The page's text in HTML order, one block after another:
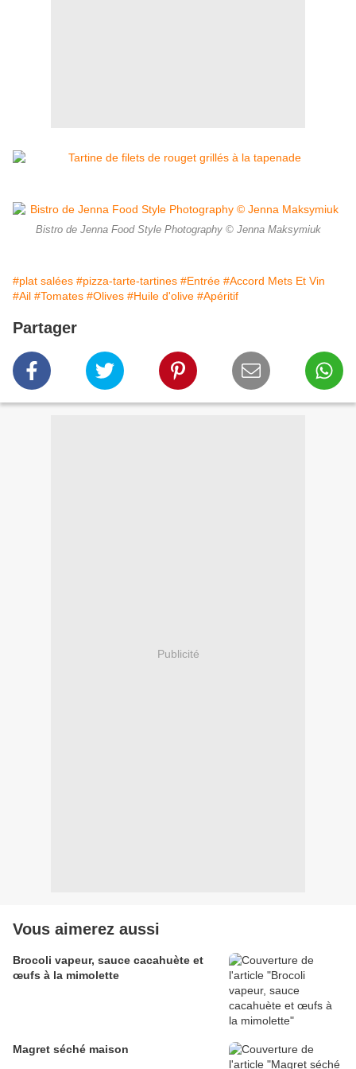
Bistro de Jenna Food Style Photography © Jenna Maksymiuk
#plat salées #pizza-tarte-tartines #Entrée #Accord Mets Et Vin
#Ail #Tomates #Olives #Huile d'olive #Apéritif
Partager
Publicité
Vous aimerez aussi
Brocoli vapeur, sauce cacahuète et
œufs à la mimolette
Magret séché maison